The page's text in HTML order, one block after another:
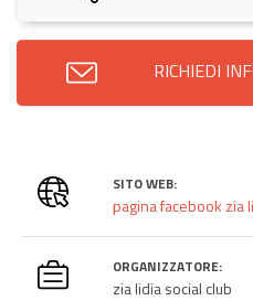
RICHIEDI
SITO WEB:
pagina facebook zia
ORGANIZZATORE:
zia lidia social club